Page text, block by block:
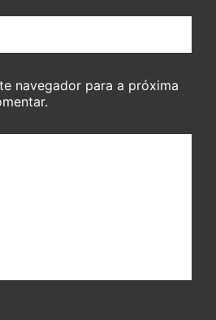
navegador para a próxima